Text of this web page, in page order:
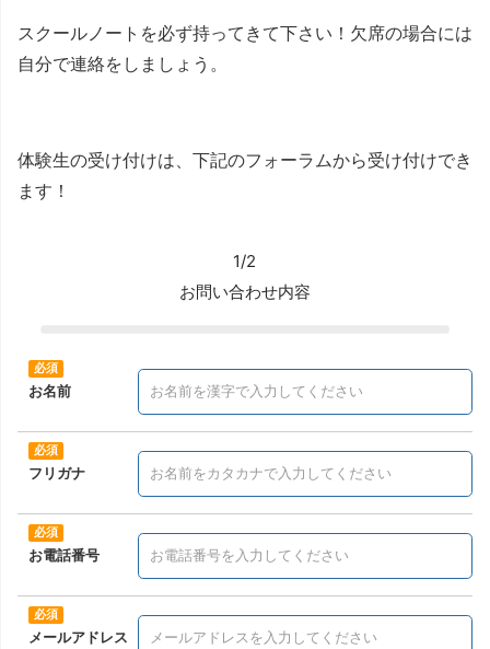
スクールノートを必ず持ってきて下さい！欠席の場合には
自分で連絡をしましょう。
体験生の受け付けは、下記のフォーラムから受け付けでき
ます！
1/2
お問い合わせ内容
お名前
フリガナ
お電話番号
メールアドレス